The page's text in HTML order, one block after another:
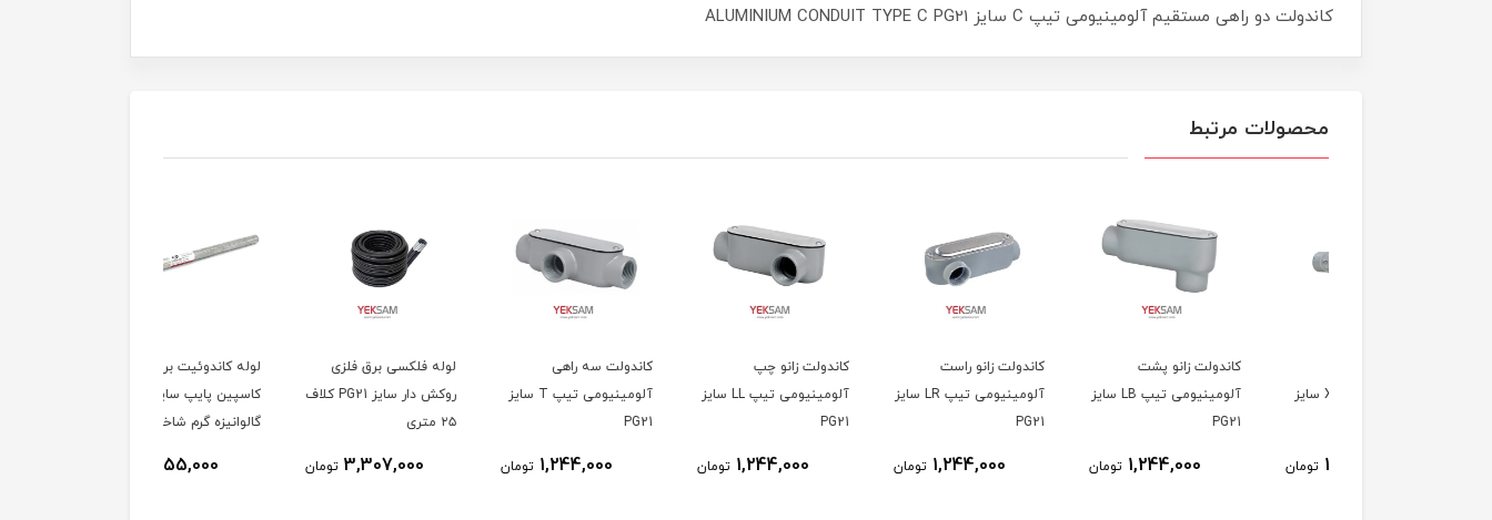
کاندولت دو راهی مستقیم آلومینیومی تیپ C سایز ALUMINIUM CONDUIT TYPE C PG21
محصولات مرتبط
کاندولت زانو پشت
آلومینیومی تیپ LB سایز
تومان
کاندولت زانو راست
آلومینیومی تیپ LR سایز
1,244,000 تومان
کاندولت زانو چپ
آلومینیومی تیپ LL سایز
تومان
کاندولت سه راهی
آلومینیومی تیپ T سایز
تومان
لوله فلکسی برق فلزی
روکش دار سایز PG21 کلاف
3,307,000 تومان
لوله کاندوئیت برق
کاسپین پایپ سایز 21
گالوانیزه گرم شاخه ۳
تومان